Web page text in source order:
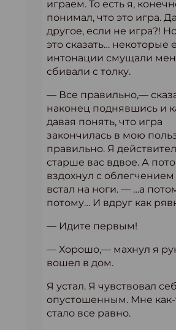
играем. То есть я,
понимал, что это игра.
другое, если не игра?!
это сказать… некоторые
интонации смущали
сбивали с толку.
— Все правильно,—
наконец поднявшись и
давая понять, что игра
закончилась в мою
правильно. Я
старше вас вдвое. А
вздохнул с
встал на ноги. — …а
потому… И вдруг как
— Идите первым!
— Хорошо,— махнул я
вошел в дом.
Я устал. Я чувствовал
опустошенным. Мне как-
стало все равно.